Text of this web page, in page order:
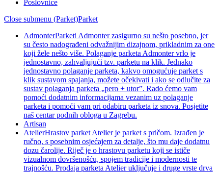
Poslovnice
Close submenu (Parket)Parket
AdmonterParketi Admonter zasigurno su nešto posebno, jer
su često nadograđeni odvažnijim dizajnom, prikladnim za one
koji žele nešto više. Polaganje parketa Admonter vrlo je
jednostavno, zahvaljujući tzv. parketu na klik. Jednako
jednostavno polaganje parketa, kakvo omogućuje parket s
klik sustavom spajanja, možete očekivati i ako se odlučite za
sustav polaganja parketa „pero + utor”. Rado ćemo vam
pomoći dodatnim informacijama vezanim uz polaganje
parketa i pomoći vam pri odabiru parketa iz snova. Posjetite
naš centar podnih obloga u Zagrebu.
Artisan
AtelierHrastov parket Atelier je parket s pričom. Izrađen je
ručno, s posebnim osjećajem za detalje, što mu daje dodatnu
dozu čarolije. Riječ je o hrastovu parketu koji se ističe
vizualnom dovršenošću, spojem tradicije i modernosti te
trajnošću. Prodaja parketa Atelier uključuje i druge vrste drva